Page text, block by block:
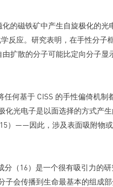
的磁铁矿中产生自旋极化的光
反应。研究表明，在手性分子
扩散的分子可能比定向分子显
何基于 CISS 的手性偏倚机制
化光电子是以面选择的方式产
——因此，涉及表面吸附物或
分（16）是一个很有吸引力的
会传播到生命最基本的组成